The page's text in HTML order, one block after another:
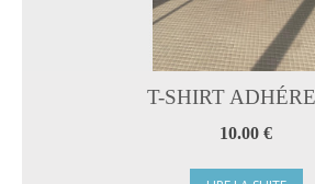
T-SHIRT
10.00 €